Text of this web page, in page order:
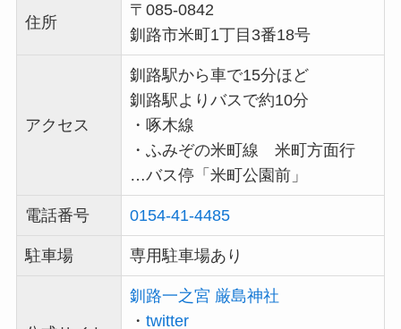
住所
〒085-0842
釧路市米町1丁目3番18号
アクセス
釧路駅から車で15分ほど
釧路駅よりバスで約10分
・啄木線
・ふみぞの米町線 米町方面行
…バス停「米町公園前」
電話番号 0154-41-4485
駐車場 専用駐車場あり
釧路一之宮 厳島神社
・ twitter